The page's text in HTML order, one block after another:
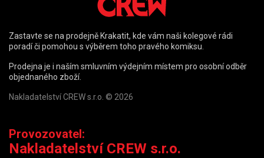
Zastavte se na prodejně Krakatit, kde vám naši kolegové rádi
poradí či pomohou s výběrem toho pravého komiksu.
Prodejna je i naším smluvním výdejním místem pro osobní odběr
objednaného zboží.
Nakladatelství CREW s.r.o. © 2026
Provozovatel:
Nakladatelství CREW s.r.o.